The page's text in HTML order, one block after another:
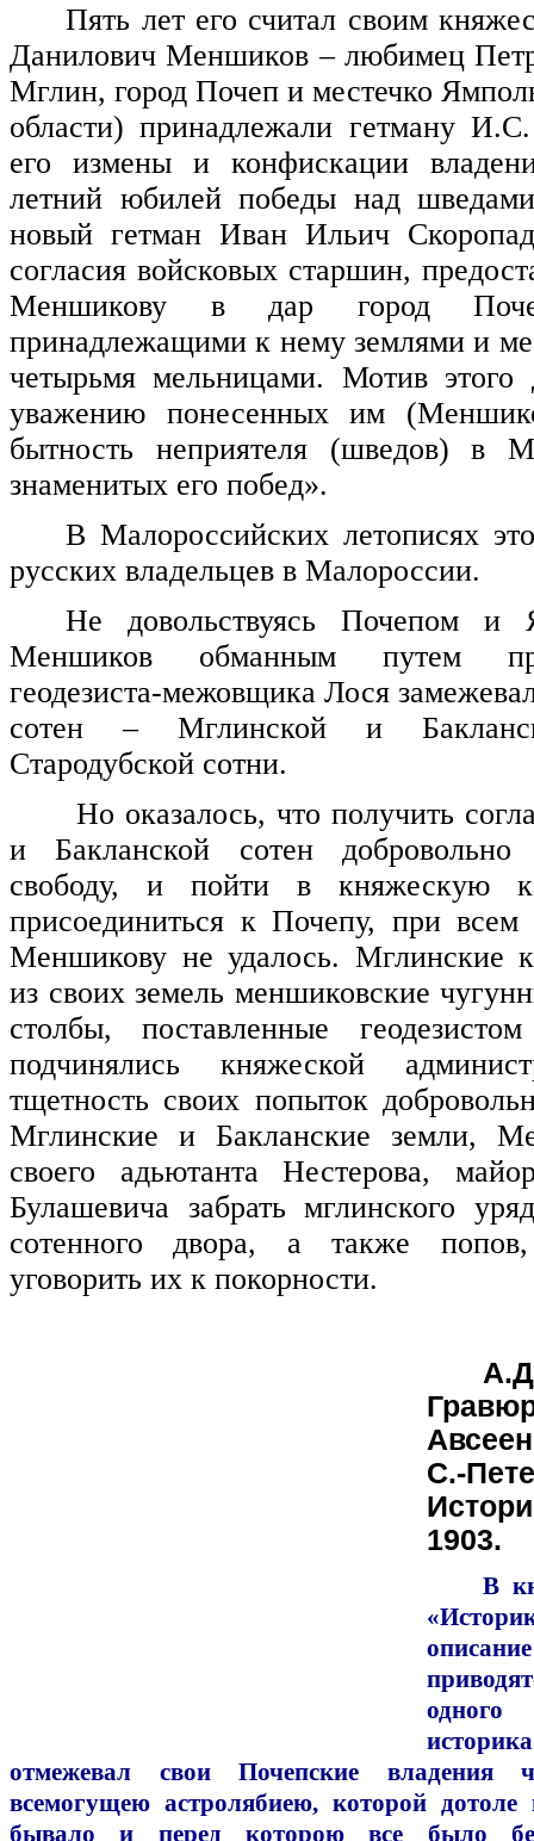
Пять лет его считал своим
Данилович Меншиков – любимец
Мглин, город Почеп и местечко
области) принадлежали гетману
его измены и конфискации
летний юбилей победы над
новый гетман Иван Ильич
согласия войсковых старшин,
Меншикову в дар город
принадлежащими к нему землями и
четырьмя мельницами. Мотив этого
уважению понесенных им
бытность неприятеля (шведов) в
знаменитых его побед».
В Малороссийских летописях
русских владельцев в Малороссии.
Не довольствуясь Почепом и
Меншиков обманным путем
геодезиста-межовщика Лося
сотен – Мглинской и
Стародубской сотни.
Но оказалось, что получить
и Бакланской сотен добровольно
свободу, и пойти в княжескую
присоединиться к Почепу, при
Меншикову не удалось. Мглинские
из своих земель меншиковские
столбы, поставленные
подчинялись княжеской
тщетность своих попыток
Мглинские и Бакланские земли,
своего адьютанта Нестерова,
Булашевича забрать мглинского
сотенного двора, а также
уговорить их к покорности.
С.-
1903.
В
одного
отмежевал свои Почепские владения
всемогущею астролябиею, которой дотоле
бывало и перед которою все было